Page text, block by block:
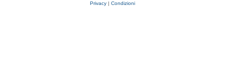
Privacy | Condizioni